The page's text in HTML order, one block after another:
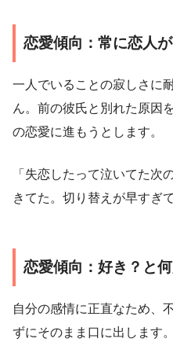
恋愛傾向：常に恋人
一人でいることの寂しさに
ん。前の彼氏と別れた原因
の恋愛に進もうとします。
「失恋したって泣いてた次
きてた。切り替えが早すぎ
恋愛傾向：好き？と何
自分の感情に正直なため、
ずにそのまま口に出します